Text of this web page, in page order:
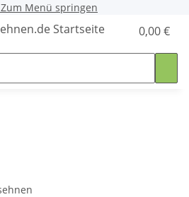
Zum Menü springen
0,00 €